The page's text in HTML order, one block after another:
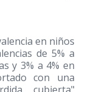
en niños
de 5% a
y 3% a 4% en
con una
cubierta"